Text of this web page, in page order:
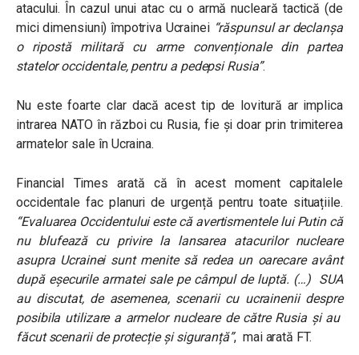
atacului. În cazul unui atac cu o armă nucleară tactică (de
mici dimensiuni) împotriva Ucrainei “răspunsul ar declanșa
o ripostă militară cu arme convenționale din partea
statelor occidentale, pentru a pedepsi Rusia”.
Nu este foarte clar dacă acest tip de lovitură ar implica
intrarea NATO în război cu Rusia, fie și doar prin trimiterea
armatelor sale în Ucraina.
Financial Times arată că în acest moment capitalele
occidentale fac planuri de urgență pentru toate situațiile.
“Evaluarea Occidentului este că avertismentele lui Putin că
nu blufează cu privire la lansarea atacurilor nucleare
asupra Ucrainei sunt menite să redea un oarecare avânt
după eșecurile armatei sale pe câmpul de luptă. (…) SUA
au discutat, de asemenea, scenarii cu ucrainenii despre
posibila utilizare a armelor nucleare de către Rusia și au
făcut scenarii de protecție și siguranță”, mai arată FT.